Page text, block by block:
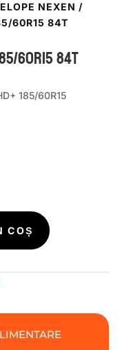
NEXEN /
60R15 84T
60R15 84T
185/60R15
COȘ